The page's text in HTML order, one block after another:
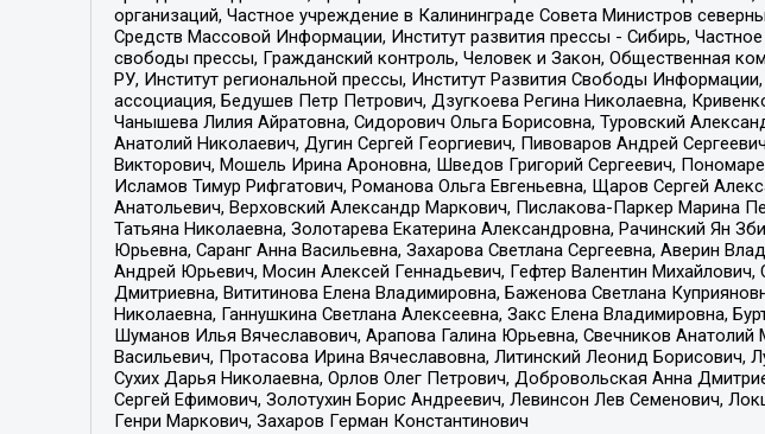
организаций, Частное учреждение в Калининграде Совета Министров
Средств Массовой Информации, Институт развития прессы - Сибирь,
свободы прессы, Гражданский контроль, Человек и Закон, Общественная
РУ, Институт региональной прессы, Институт Развития Свободы
ассоциация, Бедушев Петр Петрович, Дзугкоева Регина Николаевна,
Чанышева Лилия Айратовна, Сидорович Ольга Борисовна, Туровский
Анатолий Николаевич, Дугин Сергей Георгиевич, Пивоваров Андрей
Викторович, Мошель Ирина Ароновна, Шведов Григорий Сергеевич,
Исламов Тимур Рифгатович, Романова Ольга Евгеньевна, Щаров Сергей
Анатольевич, Верховский Александр Маркович, Пислакова-Паркер Марина
Татьяна Николаевна, Золотарева Екатерина Александровна, Рачинский Ян
Юрьевна, Саранг Анна Васильевна, Захарова Светлана Сергеевна, Аверин
Андрей Юрьевич, Мосин Алексей Геннадьевич, Гефтер Валентин
Дмитриевна, Вититинова Елена Владимировна, Баженова Светлана
Николаевна, Ганнушкина Светлана Алексеевна, Закс Елена Владимировна,
Шуманов Илья Вячеславович, Арапова Галина Юрьевна, Свечников
Васильевич, Протасова Ирина Вячеславовна, Литинский Леонид
Сухих Дарья Николаевна, Орлов Олег Петрович, Добровольская Анна
Сергей Ефимович, Золотухин Борис Андреевич, Левинсон Лев Семенович,
Генри Маркович, Захаров Герман Константинович